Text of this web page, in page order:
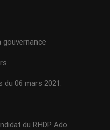
du 06 mars 2021.
du RHDP Ado